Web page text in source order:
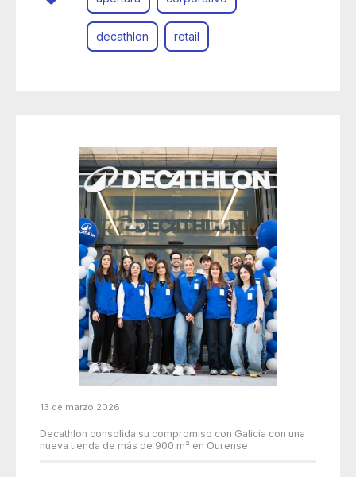
decathlon retail
13 de marzo 2026
Decathlon consolida su compromiso con Galicia con una
nueva tienda de más de 900 m² en Ourense